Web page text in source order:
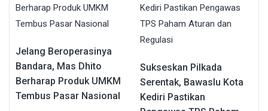
Jelang Beroperasinya
Bandara, Mas Dhito
Berharap Produk UMKM
Tembus Pasar Nasional
Sukseskan Pilkada
Serentak, Bawaslu Kota
Kediri Pastikan